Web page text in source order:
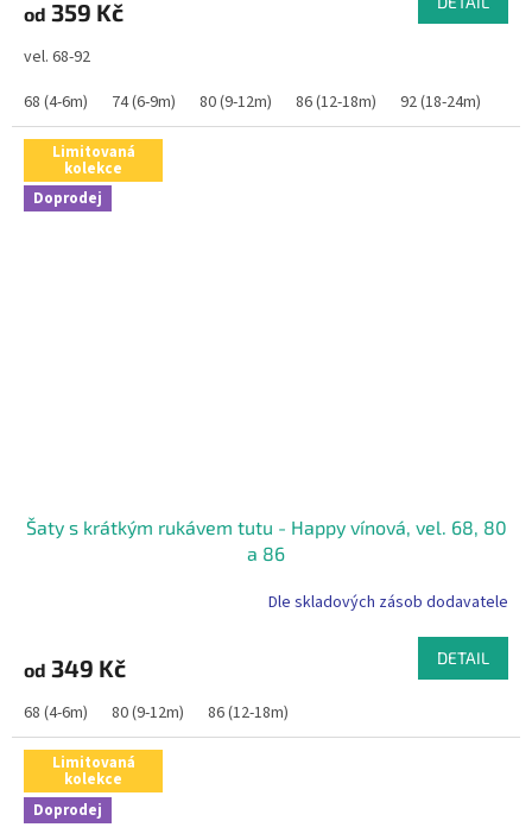
od 359 Kč
vel. 68-92
68 (4-6m)
74 (6-9m) 80 (9-12m) 86 (12-18m) 92 (18-24m)
Limitovaná
kolekce
Doprodej
Šaty s krátkým rukávem tutu - Happy vínová, vel. 68, 80
a 86
Dle skladových zásob dodavatele
od 349 Kč DETAIL
68 (4-6m) 80 (9-12m) 86 (12-18m)
Limitovaná
kolekce
Doprodej